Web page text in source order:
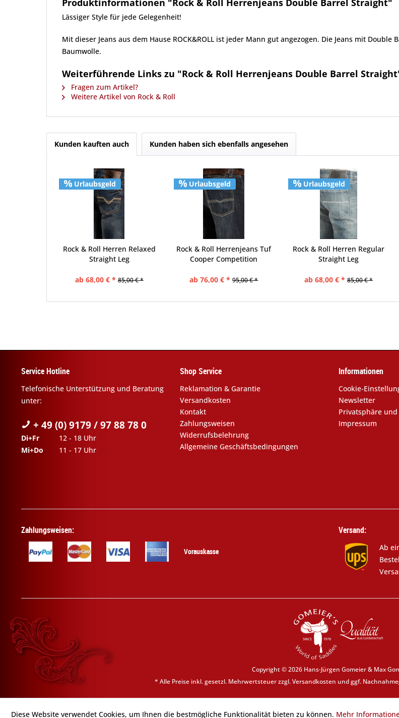
Produktinformationen "Rock & Roll Herrenjeans Double Barrel Straight"
Lässiger Style für jede Gelegenheit!
Mit dieser Jeans aus dem Hause ROCK&ROLL ist jeder Mann gut angezogen. Die Jeans mit
Baumwolle.
Weiterführende Links zu "Rock & Roll Herrenjeans Double Barrel
Fragen zum Artikel?
Weitere Artikel von Rock & Roll
Kunden kauften auch Kunden haben sich ebenfalls angesehen
Urlaubsgeld
Rock & Roll Herren Relaxed
Straight Leg
ab 68,00 € * 85,00 € *
Urlaubsgeld
Rock & Roll Herrenjeans Tuf
Cooper Competition
ab 76,00 € * 95,00 € *
Urlaubsgeld
Rock & Roll Herren Regular
Straight Leg
ab 68,00 € * 85,00 € *
Service Hotline
Telefonische Unterstützung und Beratung
unter:
+ 49 (0) 9179 / 97 88 78 0
Di+Fr
12 - 18 Uhr
Mi+Do
11 - 17 Uhr
Shop Service
Reklamation & Garantie
Versandkosten
Kontakt
Zahlungsweisen
Widerrufsbelehrung
Allgemeine Geschäftsbedingungen
Informationen
Cookie-
Newsletter
Privatsphäre
Impressum
Zahlungsweisen:
Vorauskasse
Versand:
Ab
Copyright © 2026 Hans-Jürgen Gomeier & Max
* Alle Preise inkl. gesetzl. Mehrwertsteuer zzgl.Versandkosten und ggf.
Diese Website verwendet Cookies, um Ihnen die bestmögliche Funktionalität bieten zu können. Mehr